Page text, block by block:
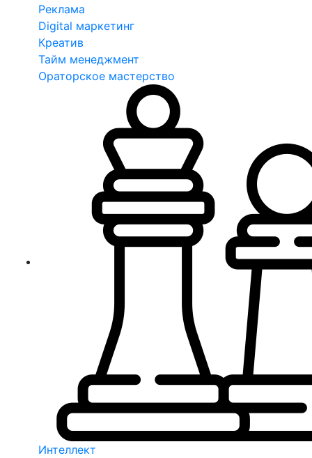
Реклама
Digital маркетинг
Креатив
Тайм менеджмент
Ораторское мастерство
Интеллект